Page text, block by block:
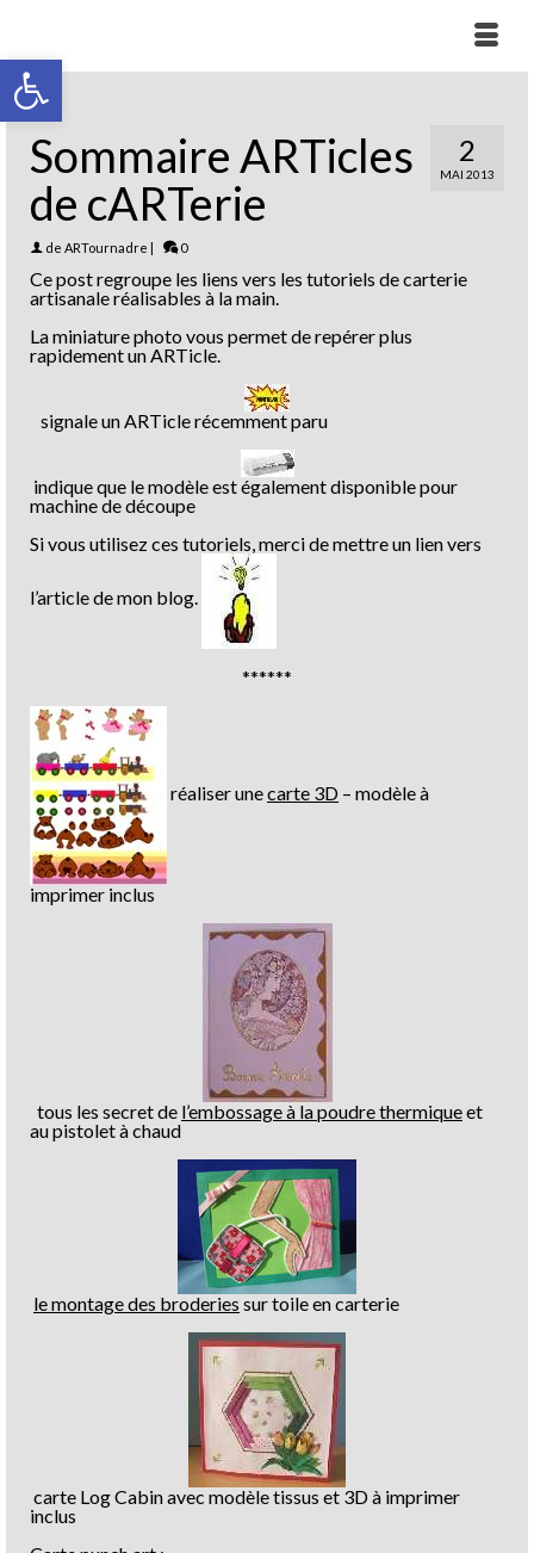
Ouvrir la barre d’outils
2
MAI 2013
Sommaire ARTicles
de cARTerie
de ARTournadre | 0
Ce post regroupe les liens vers les tutoriels de carterie
artisanale réalisables à la main.
La miniature photo vous permet de repérer plus
rapidement un ARTicle.
signale un ARTicle récemment paru
indique que le modèle est également disponible pour
machine de découpe
Si vous utilisez ces tutoriels, merci de mettre un lien vers
l’article de mon blog.
******
réaliser unecarte 3D – modèle à
imprimer inclus
tous les secret de l’embossage à la poudre thermiqueet
au pistolet à chaud
le montage des broderies sur toile en carterie
carte Log Cabin avec modèle tissus et 3D à imprimer
inclus